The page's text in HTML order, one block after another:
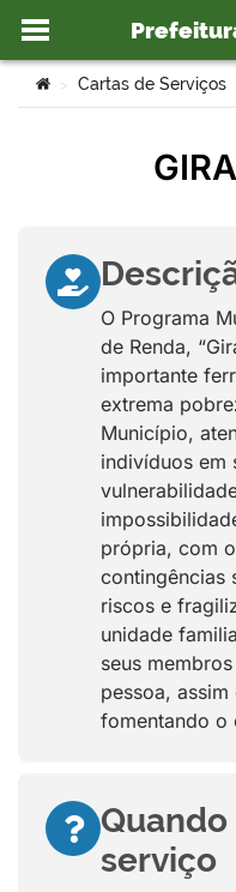
Ir para o conteúdo
Você está aqui:
> Cartas de Serviços
O Programa
de Renda,
importante
extrema
Município,
indivíduos em
própria, com
contingências
riscos e
unidade
seus
pessoa,
fomentando o
serviço